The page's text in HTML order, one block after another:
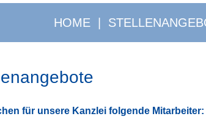
HOME
für unsere Kanzlei folgende Mitarbeiter: